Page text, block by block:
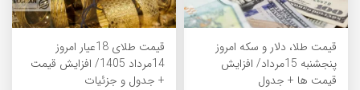
قیمت طلا، دلار و سکه امروز
پنجشنبه 15مرداد/ افزایش
قیمت ها + جدول
قیمت طلای 18عیار امروز
14مرداد 1405/ افزایش قیمت
+ جدول و جزئیات